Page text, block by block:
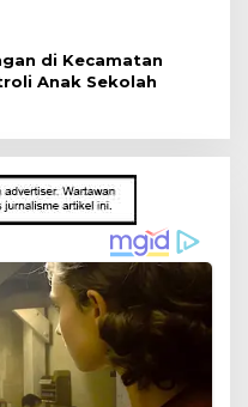
di Kecamatan
Anak Sekolah